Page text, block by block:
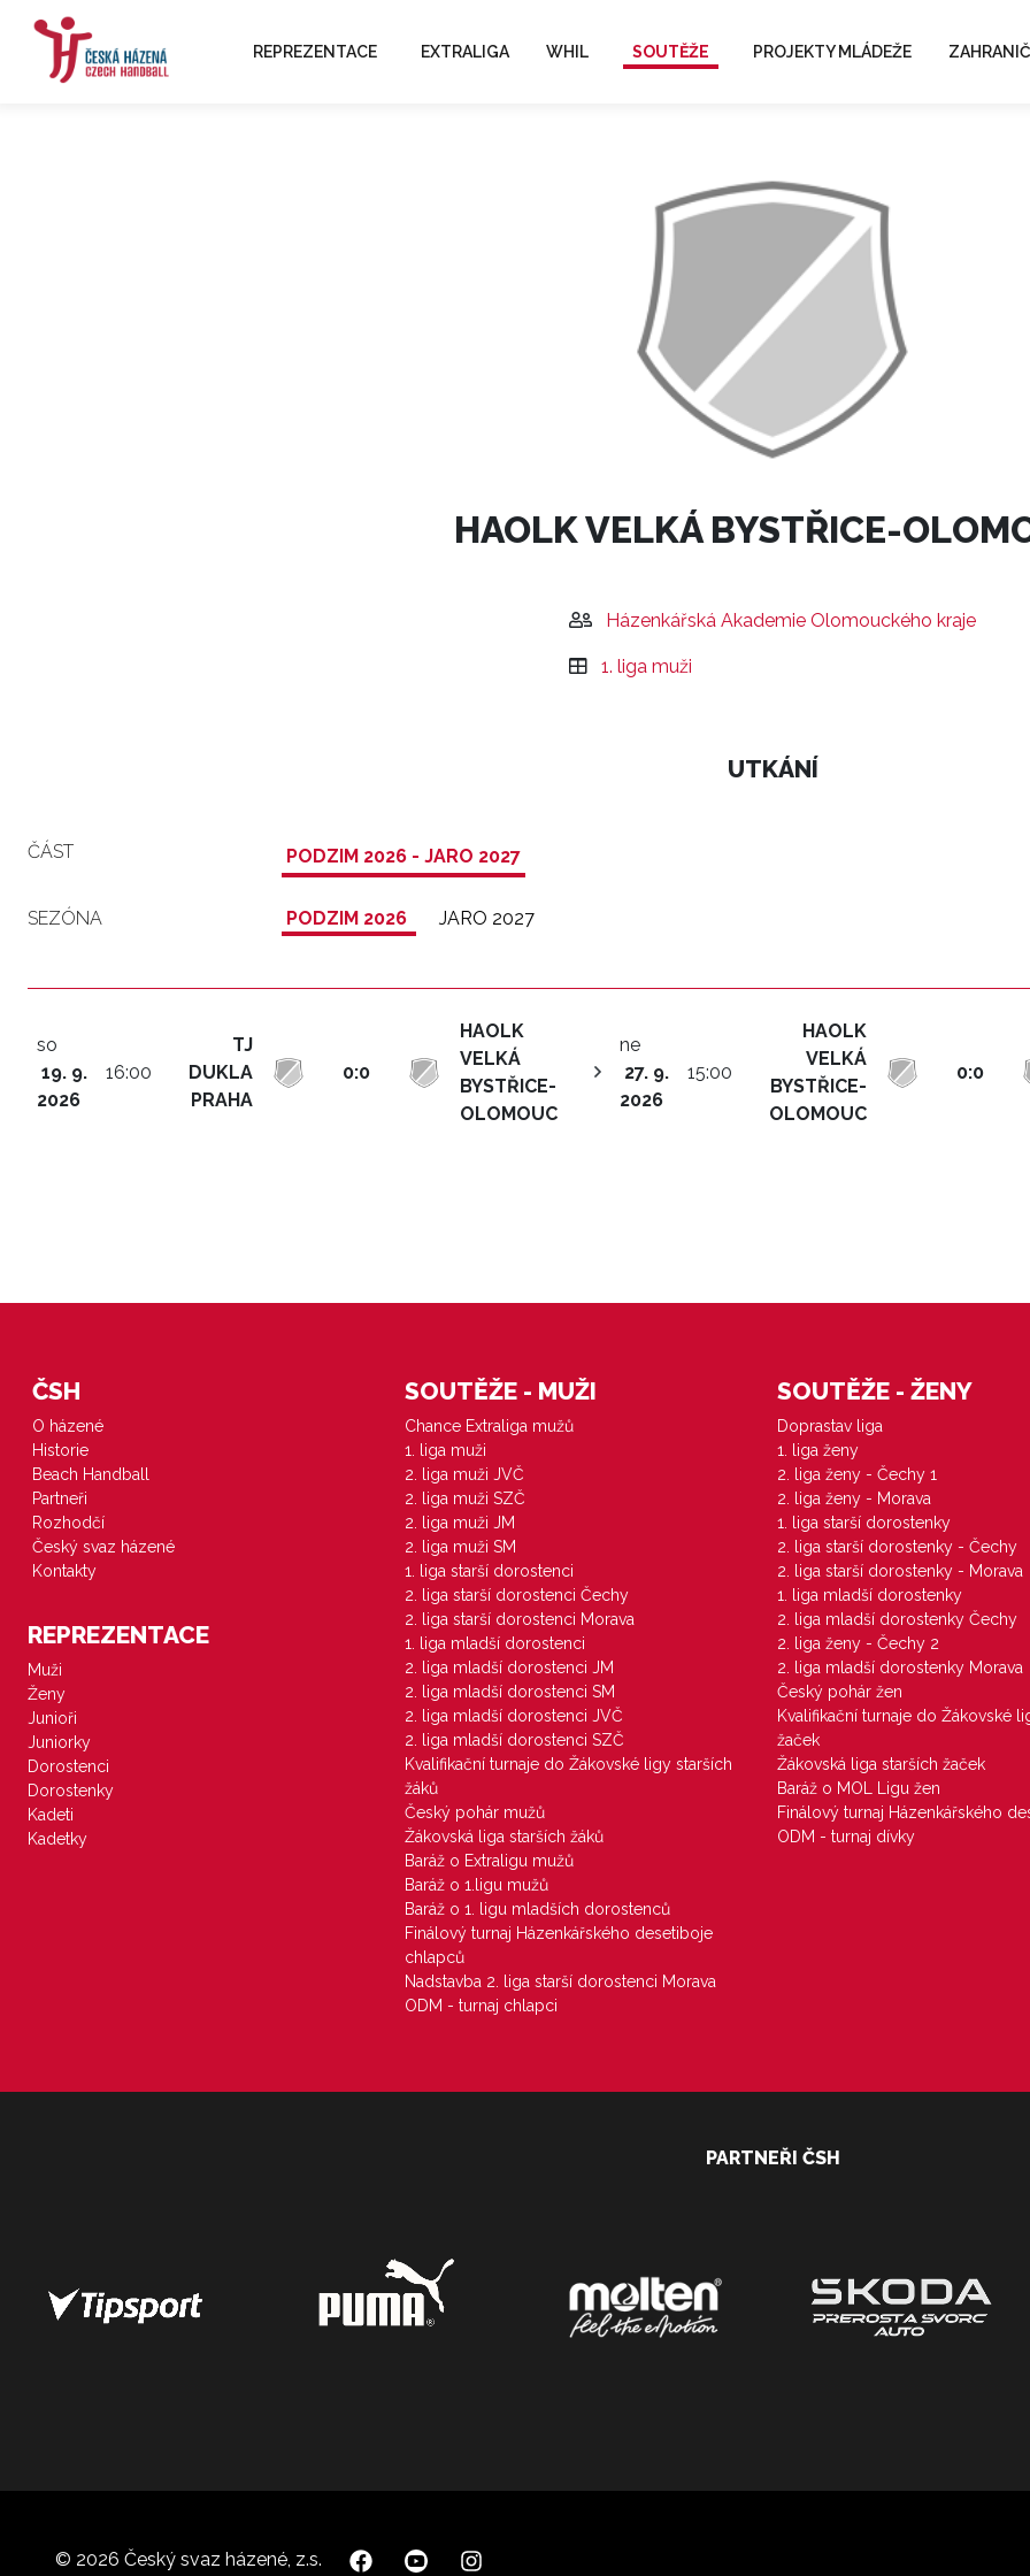
REPREZENTACE EXTRALIGA WHIL SOUTĚŽE PROJEKTY MLÁDEŽE
HAOLK VELKÁ BYSTŘICE-
Házenkářská Akademie Olomouckého kraje
1. liga muži
UTKÁNÍ
ČÁST PODZIM 2026 - JARO 2027
SEZÓNA PODZIM 2026 JARO 2027
so
19. 9.
2026
16:00
TJ
DUKLA
PRAHA
0:0
HAOLK
VELKÁ
BYSTŘICE-
OLOMOUC
ne
27. 9.
2026
15:00
HAOLK
VELKÁ
BYSTŘICE-
OLOMOUC
0:0
ČSH
O házené
Historie
Beach Handball
Partneři
Rozhodčí
Český svaz házené
Kontakty
REPREZENTACE
Muži
Ženy
Junioři
Juniorky
Dorostenci
Dorostenky
Kadeti
Kadetky
SOUTĚŽE - MUŽI
Chance Extraliga mužů
1. liga muži
2. liga muži JVČ
2. liga muži SZČ
2. liga muži JM
2. liga muži SM
1. liga starší dorostenci
2. liga starší dorostenci Čechy
2. liga starší dorostenci Morava
1. liga mladší dorostenci
2. liga mladší dorostenci JM
2. liga mladší dorostenci SM
2. liga mladší dorostenci JVČ
2. liga mladší dorostenci SZČ
Kvalifikační turnaje do Žákovské ligy starších
žáků
Český pohár mužů
Žákovská liga starších žáků
Baráž o Extraligu mužů
Baráž o 1.ligu mužů
Baráž o 1. ligu mladších dorostenců
Finálový turnaj Házenkářského desetiboje
chlapců
Nadstavba 2. liga starší dorostenci Morava
ODM - turnaj chlapci
SOUTĚŽE - ŽENY
Doprastav liga
1. liga ženy
2. liga ženy - Čechy 1
2. liga ženy - Morava
1. liga starší dorostenky
2. liga starší dorostenky - Čechy
2. liga starší dorostenky - Morava
1. liga mladší dorostenky
2. liga mladší dorostenky Čechy
2. liga ženy - Čechy 2
2. liga mladší dorostenky Morava
Český pohár žen
Kvalifikační turnaje do Žákovské
žaček
Žákovská liga starších žaček
Baráž o MOL Ligu žen
Finálový turnaj Házenkářského
ODM - turnaj dívky
PARTNEŘI ČSH
© 2026 Český svaz házené, z.s.